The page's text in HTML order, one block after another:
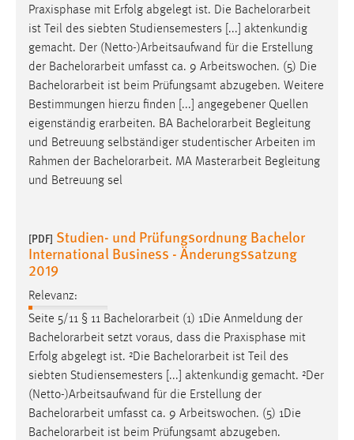
Praxisphase mit Erfolg abgelegt ist. Die Bachelorarbeit
ist Teil des siebten Studiensemesters [...] aktenkundig
gemacht. Der (Netto-)Arbeitsaufwand für die Erstellung
der Bachelorarbeit umfasst ca. 9 Arbeitswochen. (5) Die
Bachelorarbeit ist beim Prüfungsamt abzugeben. Weitere
Bestimmungen hierzu finden [...] angegebener Quellen
eigenständig erarbeiten. BA Bachelorarbeit Begleitung
und Betreuung selbständiger studentischer Arbeiten im
Rahmen der Bachelorarbeit. MA Masterarbeit Begleitung
und Betreuung sel
[PDF] Studien- und Prüfungsordnung Bachelor
International Business - Änderungssatzung
2019
Relevanz:
Seite 5/11 § 11 Bachelorarbeit (1) 1Die Anmeldung der
Bachelorarbeit setzt voraus, dass die Praxisphase mit
Erfolg abgelegt ist. ²Die Bachelorarbeit ist Teil des
siebten Studiensemesters [...] aktenkundig gemacht. ²Der
(Netto-)Arbeitsaufwand für die Erstellung der
Bachelorarbeit umfasst ca. 9 Arbeitswochen. (5) 1Die
Bachelorarbeit ist beim Prüfungsamt abzugeben.